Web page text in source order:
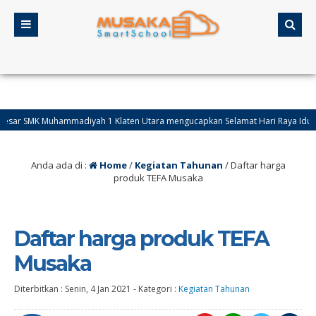
Muhammadiyah 1 Klaten Utara mengucapkan Selamat Hari Raya Idul
Anda ada di : Home/ Kegiatan Tahunan /Daftar harga
produk TEFA Musaka
Daftar harga produk TEFA
Musaka
Diterbitkan : Senin, 4 Jan 2021 - Kategori : Kegiatan Tahunan